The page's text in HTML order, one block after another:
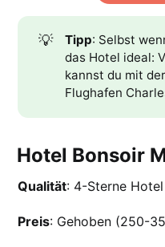
💡 Tipp: Selbst
das Hotel ideal:
kannst du mit
Flughafen
Hotel Bonsoir
Qualität: 4-Sterne Hotel
Preis: Gehoben (250-